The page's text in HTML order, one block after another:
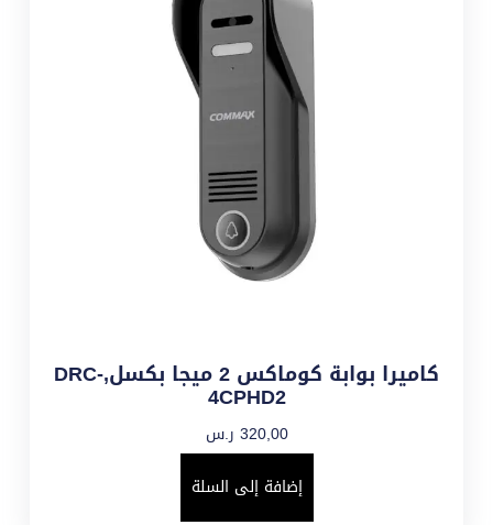
كاميرا بوابة كوماكس 2 ميجا بكسل,DRC-
4CPHD2
320,00 ر.س
إضافة إلى السلة